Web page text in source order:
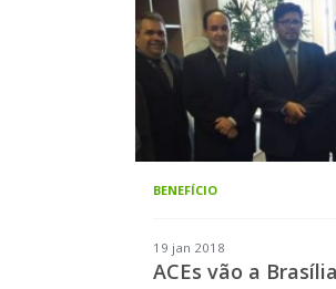
BENEFÍCIO
19 jan 2018
ACEs vão a